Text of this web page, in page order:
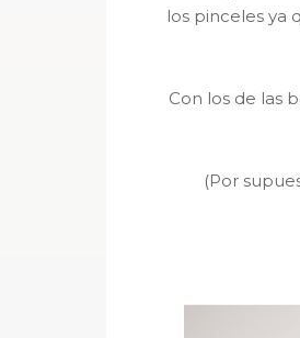
los pinceles ya
Con los de las
(Por